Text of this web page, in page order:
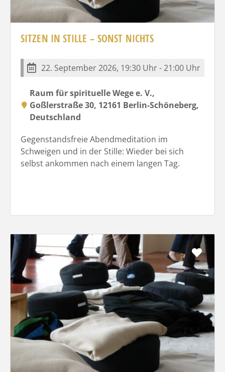
SITZEN IN STILLE – SONST NICHTS
22. September 2026, 19:30 Uhr - 21:00 Uhr
Raum für spirituelle Wege e. V.,
Goßlerstraße 30, 12161 Berlin-Schöneberg,
Deutschland
Gegenstandsfreie Abendmeditation im
Schweigen und in der Stille: Wieder bei sich
selbst ankommen nach einem langen Tag.